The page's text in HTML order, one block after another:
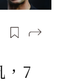
，7